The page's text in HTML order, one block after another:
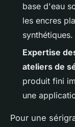
base d'eau
les encres
synthétiques.
Expertise
ateliers de
produit fini
une
Pour une